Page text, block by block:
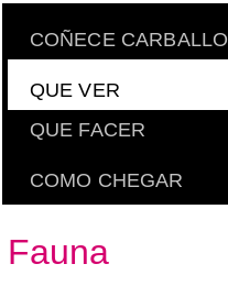
COÑECE CARBALLO
QUE VER
QUE FACER
COMO CHEGAR
Fauna